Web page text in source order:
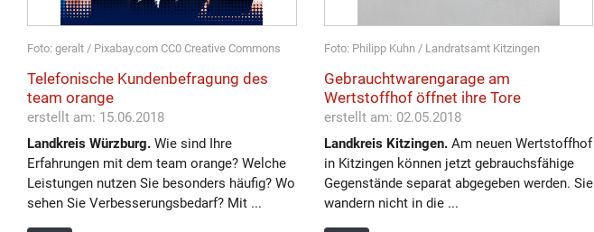
Foto: geralt / Pixabay.com CC0 Creative Commons
Telefonische Kundenbefragung des
team orange
erstellt am: 15.06.2018
Landkreis Würzburg. Wie sind Ihre
Erfahrungen mit dem team orange? Welche
Leistungen nutzen Sie besonders häufig? Wo
sehen Sie Verbesserungsbedarf? Mit ...
Foto: Philipp Kuhn / Landratsamt Kitzingen
Gebrauchtwarengarage am
Wertstoffhof öffnet ihre Tore
erstellt am: 02.05.2018
Landkreis Kitzingen.Am neuen Wertstoffhof
in Kitzingen können jetzt gebrauchsfähige
Gegenstände separat abgegeben werden. Sie
wandern nicht in die ...